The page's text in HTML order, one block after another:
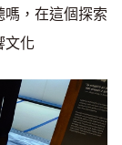
，在這個探索
文化